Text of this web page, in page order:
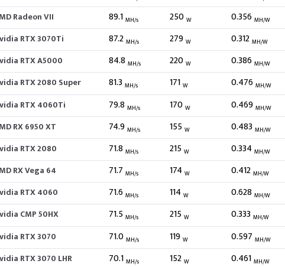
Radeon VII 89.1 MH/s 250W 0.356 MH/W
RTX 3070Ti 87.2 MH/s 279W 0.312 MH/W
RTX A5000 84.8 MH/s 220W 0.386 MH/W
RTX 2080 Super 81.3 MH/s 171W 0.476 MH/W
RTX 4060Ti 79.8 MH/s 170W 0.469 MH/W
RX 6950 XT 74.9 MH/s 155W 0.483 MH/W
RTX 2080 71.8 MH/s 215W 0.334 MH/W
RX Vega 64 71.7 MH/s 174W 0.412 MH/W
RTX 4060 71.6 MH/s 114W 0.628 MH/W
CMP 50HX 71.5 MH/s 215W 0.333 MH/W
RTX 3070 71.0 MH/s 119W 0.597 MH/W
RTX 3070 LHR 70.1 MH/s 152W 0.461 MH/W